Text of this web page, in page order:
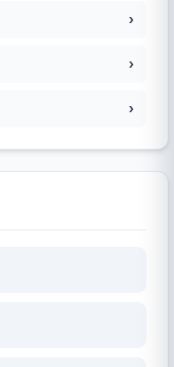
›
›
›